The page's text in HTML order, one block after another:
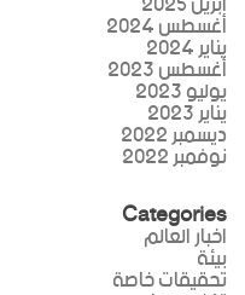
أغسطس 2024
يناير 2024
أغسطس 2023
يوليو 2023
يناير 2023
ديسمبر 2022
نوفمبر 2022
Categories
اخبار العالم
بيئة
تحقيقات خاصة